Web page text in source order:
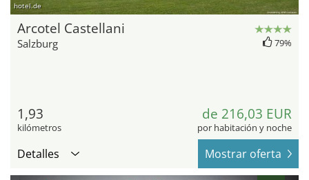
hotel.de
Arcotel Castellani
Salzburg 79%
1,93
kilómetros
de 216,03 EUR
por habitación y noche
Detalles Mostrar oferta